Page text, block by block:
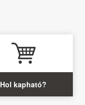
Hol kapható?